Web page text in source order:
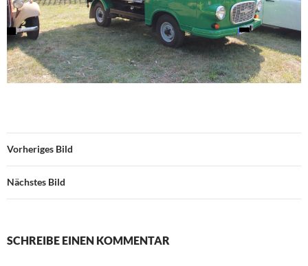
Vorheriges Bild
Nächstes Bild
SCHREIBE EINEN KOMMENTAR